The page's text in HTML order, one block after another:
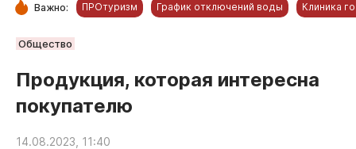
РУБРИКИ
Новости компаний
Статьи
Народные новости
Важно: ПРОтуризм График отключений воды Клиника
Общество
Продукция, которая интересна
покупателю
14.08.2023, 11:40